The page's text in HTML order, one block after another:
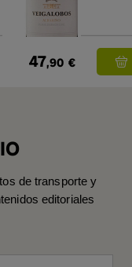
47,90 €
de transporte y
editoriales